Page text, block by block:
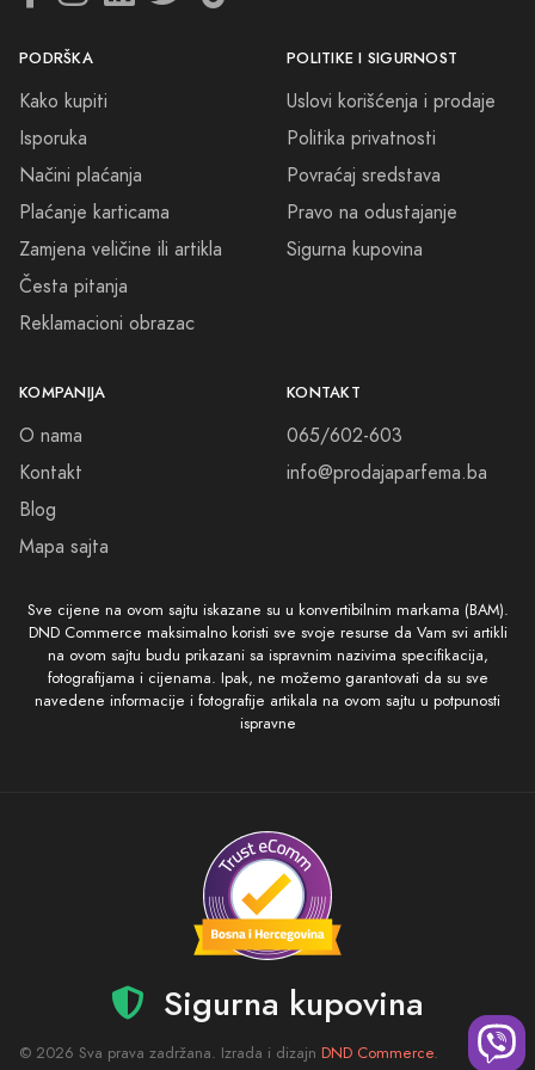
tražite parfem za posebne prilike ili svakodnevnu upotrebu, Lattafa
ukus.
PODRŠKA
Kako kupiti
Isporuka
Načini plaćanja
Plaćanje karticama
Zamjena veličine ili artikla
Česta pitanja
Reklamacioni obrazac
POLITIKE I SIGURNOST
Uslovi korišćenja i prodaje
Politika privatnosti
Povraćaj sredstava
Pravo na odustajanje
Sigurna kupovina
KOMPANIJA
O nama
Kontakt
Blog
Mapa sajta
KONTAKT
065/602-603
info@prodajaparfema.ba
Sve cijene na ovom sajtu iskazane su u konvertibilnim markama (BAM).
DND Commerce maksimalno koristi sve svoje resurse da Vam svi artikli
na ovom sajtu budu prikazani sa ispravnim nazivima specifikacija,
fotografijama i cijenama. Ipak, ne možemo garantovati da su sve
navedene informacije i fotografije artikala na ovom sajtu u potpunosti
ispravne
Sigurna kupovina
© 2026 Sva prava zadržana. Izrada i dizajn DND Commerce.